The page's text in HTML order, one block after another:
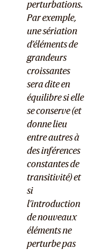
perturbations.
Par exemple,
une sériation
d’éléments de
grandeurs
croissantes
sera dite en
équilibre si elle
se conserve (et
donne lieu
entre autres à
des inférences
constantes de
transitivité) et
si
l’introduction
de nouveaux
éléments ne
perturbe pas